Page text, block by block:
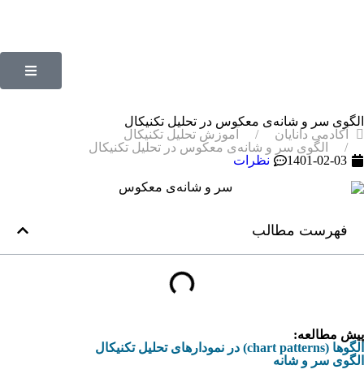
الگوی سر و شانه‌ی معکوس در تحلیل تکنیکال
آکادمی دانایان
آموزش تحلیل تکنیکال
الگوی سر و شانه‌ی معکوس در تحلیل تکنیکال
1401-02-03
نظرات
فهرست مطالب
پیش مطالعه:
الگوها (chart patterns) در نمودارهای تحلیل تکنیکال
الگوی سر و شانه